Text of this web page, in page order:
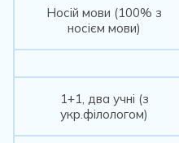
Носій мови (100% з
носієм мови)
1+1, два учні (з
укр.філологом)